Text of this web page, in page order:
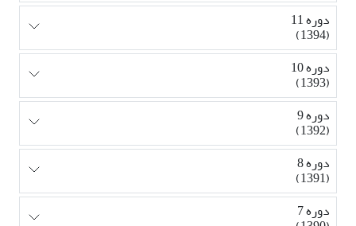
دوره 11
(1394)
دوره 10
(1393)
دوره 9
(1392)
دوره 8
(1391)
دوره 7